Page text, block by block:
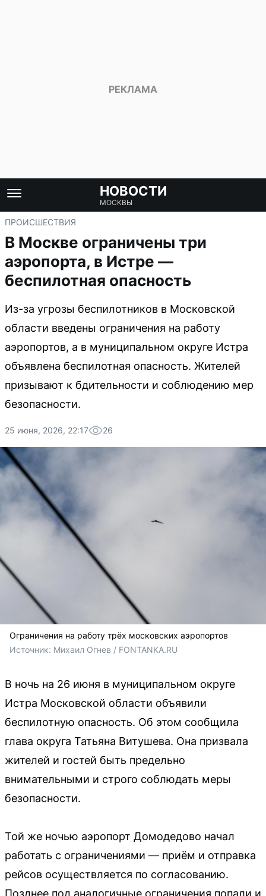
НОВОСТИ
МОСКВЫ
ПРОИСШЕСТВИЯ
В Москве ограничены три
аэропорта, в Истре —
беспилотная опасность
Из-за угрозы беспилотников в Московской
области введены ограничения на работу
аэропортов, а в муниципальном округе Истра
объявлена беспилотная опасность. Жителей
призывают к бдительности и соблюдению мер
безопасности.
25 июня, 2026, 22:17 26
Ограничения на работу трёх московских аэропортов
Источник: Михаил Огнев / FONTANKA.RU
В ночь на 26 июня в муниципальном округе
Истра Московской области объявили
беспилотную опасность. Об этом сообщила
глава округа Татьяна Витушева. Она призвала
жителей и гостей быть предельно
внимательными и строго соблюдать меры
безопасности.
Той же ночью аэропорт Домодедово начал
работать с ограничениями — приём и отправка
рейсов осуществляется по согласованию.
Позднее под аналогичные ограничения попали и